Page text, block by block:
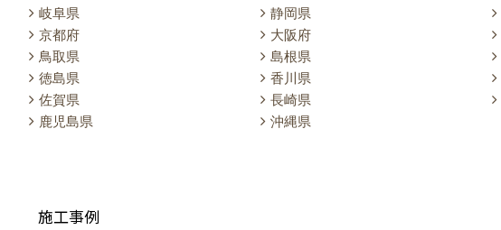
岐阜県
静岡県
京都府
大阪府
鳥取県
島根県
徳島県
香川県
佐賀県
長崎県
鹿児島県
沖縄県
施工事例